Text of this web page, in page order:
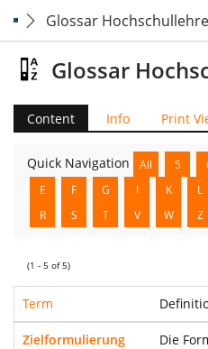
Glossar Hochschullehre
Glossar
Content Info Print
Quick Navigation All 5
E
F G I K L
R
S T V W Z
(1 - 5 of 5)
Term
Zielformulierung Die